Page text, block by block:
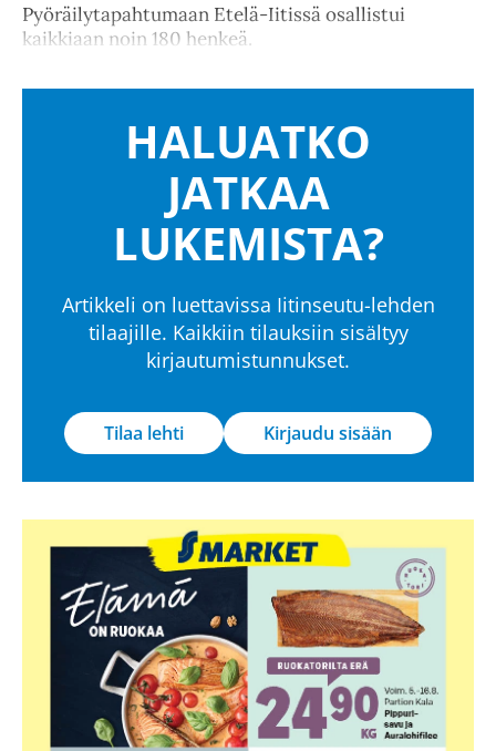
Pyöräilytapahtumaan Etelä-Iitissä osallistui
kaikkiaan noin 180 henkeä.
HALUATKO
JATKAA
LUKEMISTA?
Artikkeli on luettavissa Iitinseutu-lehden
tilaajille. Kaikkiin tilauksiin sisältyy
kirjautumistunnukset.
Tilaa lehti Kirjaudu sisään